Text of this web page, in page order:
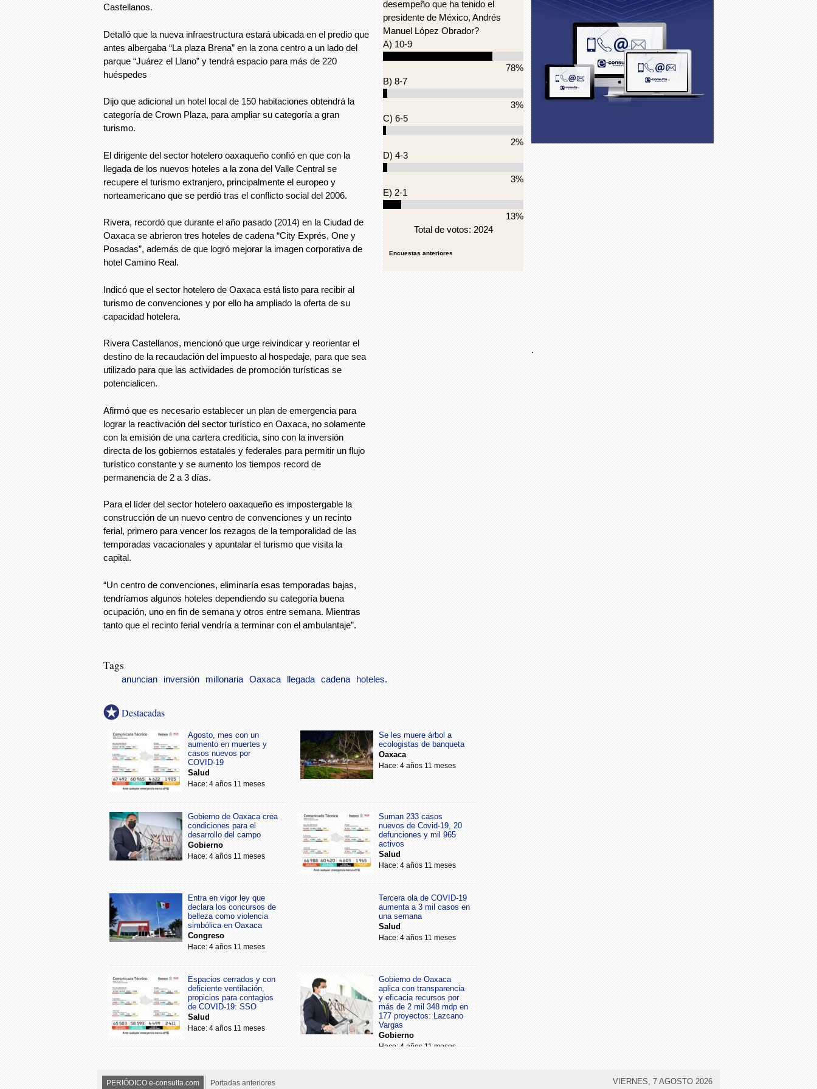
Castellanos.
Detalló que la nueva infraestructura estará ubicada en el predio que
antes albergaba “La plaza Brena” en la zona centro a un lado del
parque “Juárez el Llano” y tendrá espacio para más de 220
huéspedes
Dijo que adicional un hotel local de 150 habitaciones obtendrá la
categoría de Crown Plaza, para ampliar su categoría a gran
turismo.
El dirigente del sector hotelero oaxaqueño confió en que con la
llegada de los nuevos hoteles a la zona del Valle Central se
recupere el turismo extranjero, principalmente el europeo y
norteamericano que se perdió tras el conflicto social del 2006.
Rivera, recordó que durante el año pasado (2014) en la Ciudad de
Oaxaca se abrieron tres hoteles de cadena “City Exprés, One y
Posadas”, además de que logró mejorar la imagen corporativa de
hotel Camino Real.
Indicó que el sector hotelero de Oaxaca está listo para recibir al
turismo de convenciones y por ello ha ampliado la oferta de su
capacidad hotelera.
Rivera Castellanos, mencionó que urge reivindicar y reorientar el
destino de la recaudación del impuesto al hospedaje, para que sea
utilizado para que las actividades de promoción turísticas se
potencialicen.
Afirmó que es necesario establecer un plan de emergencia para
lograr la reactivación del sector turístico en Oaxaca, no solamente
con la emisión de una cartera crediticia, sino con la inversión
directa de los gobiernos estatales y federales para permitir un flujo
turístico constante y se aumento los tiempos record de
permanencia de 2 a 3 días.
Para el líder del sector hotelero oaxaqueño es impostergable la
construcción de un nuevo centro de convenciones y un recinto
ferial, primero para vencer los rezagos de la temporalidad de las
temporadas vacacionales y apuntalar el turismo que visita la
capital.
“Un centro de convenciones, eliminaría esas temporadas bajas,
tendríamos algunos hoteles dependiendo su categoría buena
ocupación, uno en fin de semana y otros entre semana. Mientras
tanto que el recinto ferial vendría a terminar con el ambulantaje”.
desempeño que ha tenido el
presidente de México, Andrés
Manuel López Obrador?
A) 10-9
78%
B) 8-7
3%
C) 6-5
2%
D) 4-3
3%
E) 2-1
13%
Total de votos: 2024
Encuestas anteriores
Tags
anuncian inversión millonaria Oaxaca llegada cadena hoteles.
Destacadas
Agosto, mes con un
aumento en muertes y
casos nuevos por
COVID-19
Salud
Hace: 4 años 11 meses
Se les muere árbol a
ecologistas de banqueta
Oaxaca
Hace: 4 años 11 meses
Gobierno de Oaxaca crea
condiciones para el
desarrollo del campo
Gobierno
Hace: 4 años 11 meses
Suman 233 casos
nuevos de Covid-19, 20
defunciones y mil 965
activos
Salud
Hace: 4 años 11 meses
Entra en vigor ley que
declara los concursos de
belleza como violencia
simbólica en Oaxaca
Congreso
Hace: 4 años 11 meses
Tercera ola de COVID-19
aumenta a 3 mil casos en
una semana
Salud
Hace: 4 años 11 meses
Espacios cerrados y con
deficiente ventilación,
propicios para contagios
de COVID-19: SSO
Salud
Hace: 4 años 11 meses
Gobierno de Oaxaca
aplica con transparencia
y eficacia recursos por
más de 2 mil 348 mdp en
177 proyectos: Lazcano
Vargas
Gobierno
Hace: 4 años 11 meses
.
PERIÓDICO e-consulta.com Portadas anteriores VIERNES, 7 AGOSTO 2026